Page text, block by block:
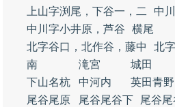
上山字渕尾，下谷一，二
中
中川字小井原，芦谷
横尾
北字谷口，北作谷，藤中
北
南
滝宮 城田
下山名杭
中河内 英田青野
尾谷尾原
尾谷尾谷下
尾谷